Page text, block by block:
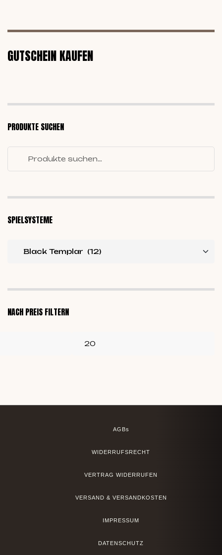
GUTSCHEIN KAUFEN
PRODUKTE SUCHEN
SPIELSYSTEME
NACH PREIS FILTERN
AGBs
WIDERRUFSRECHT
VERTRAG WIDERRUFEN
VERSAND & VERSANDKOSTEN
IMPRESSUM
DATENSCHUTZ